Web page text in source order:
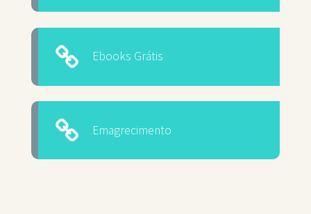
Ebooks Grátis
Emagrecimento